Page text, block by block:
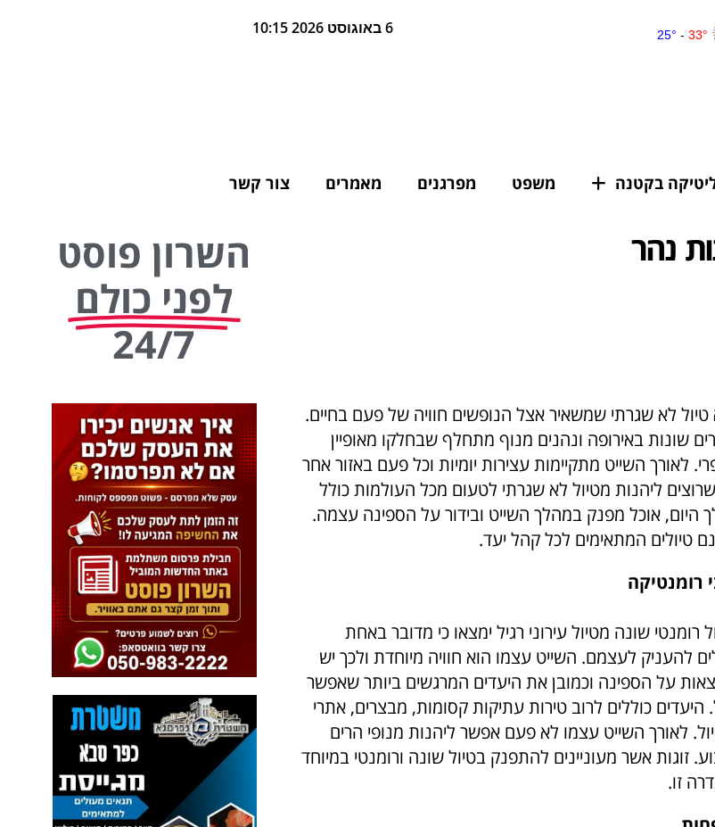
6 באוגוסט 2026 10:15
בקטנה משפט מפרגנים מאמרים צור קשר
נהר
טיול לא שגרתי שמשאיר אצל הנופשים חוויה של פעם בחיים.
שונות באירופה ונהנים מנוף מתחלף שבחלקו מאופיין
לאורך השייט מתקיימות עצירות יומיות וכל פעם באזור אחר
ליהנות מטיול לא שגרתי לטעום מכל העולמות כולל
היום, אוכל מפנק במהלך השייט ובידור על הספינה עצמה.
טיולים המתאימים לכל קהל יעד.
רומנטיקה
רומנטי שונה מטיול עירוני רגיל ימצאו כי מדובר באחת
להעניק לעצמם. השייט עצמו הוא חוויה מיוחדת ולכך יש
על הספינה וכמובן את היעדים המרגשים ביותר שאפשר
כוללים לרוב טירות עתיקות קסומות, מבצרים, אתרי
לאורך השייט עצמו לא פעם אפשר ליהנות מנופי הרים
זוגות אשר מעוניינים להתפנק בטיול שונה ורומנטי במיוחד
זו.
השרון פוסט
לפני כולם
24/7